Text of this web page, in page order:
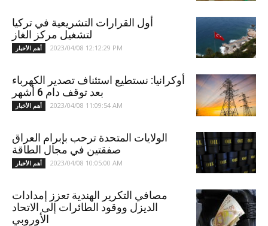
أول القرارات التشريعية في تركيا
لتشغيل مركز الغاز
أهم الأخبار 2023/04/08 12:12:29 PM
أوكرانيا: نستطيع استئناف تصدير الكهرباء
بعد توقف دام 6 أشهر
أهم الأخبار 2023/04/08 11:09:54 AM
الولايات المتحدة ترحب بإبرام العراق
صفقتين في مجال الطاقة
أهم الأخبار 2023/04/08 10:05:00 AM
مصافي التكرير الهندية تعزز إمدادات
الديزل ووقود الطائرات إلى الاتحاد
الأوروبي